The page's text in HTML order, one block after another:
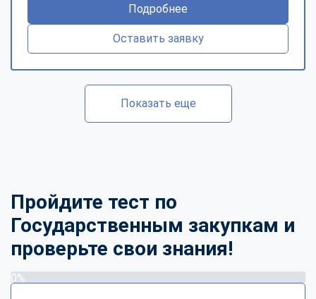
Подробнее
Оставить заявку
Показать еще
Пройдите тест по
Государственным закупкам и
проверьте свои знания!
0%